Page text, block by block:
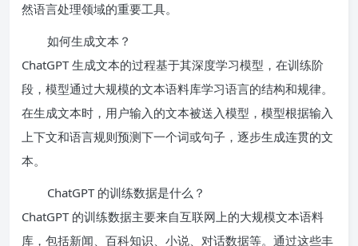
然语言处理领域的重要工具。
如何生成文本？
ChatGPT 生成文本的过程基于其深度学习模型，在训练阶
段，模型通过大规模的文本语料库学习语言的结构和规律。
在生成文本时，用户输入的文本被送入模型，模型根据输入
上下文和语言规则预测下一个词或句子，逐步生成连贯的文
本。
ChatGPT 的训练数据是什么？
ChatGPT 的训练数据主要来自互联网上的大规模文本语料
库，包括新闻、百科知识、小说、对话数据等。通过这些丰